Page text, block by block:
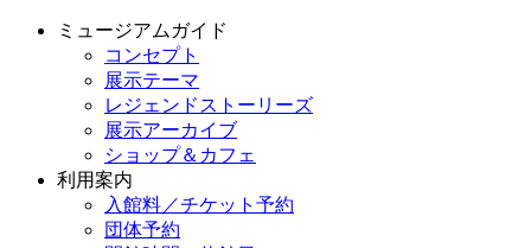
ミュージアムガイド
コンセプト
展示テーマ
レジェンドストーリーズ
展示アーカイブ
ショップ＆カフェ
利用案内
入館料／チケット予約
団体予約